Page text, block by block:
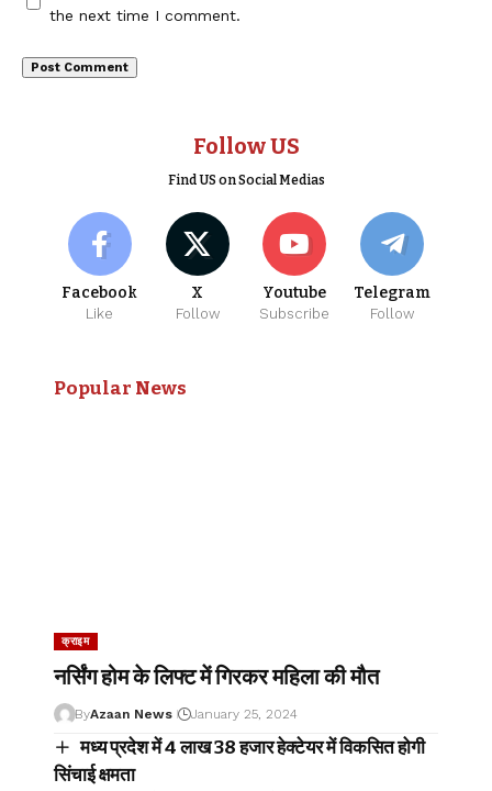
the next time I comment.
Follow US
Find US on Social Medias
Facebook
Like
X
Follow
Youtube
Subscribe
Telegram
Follow
Popular News
क्राइम
नर्सिंग होम के लिफ्ट में गिरकर महिला की मौत
ByAzaan News January 25, 2024
मध्य प्रदेश में 4 लाख 38 हजार हेक्टेयर में विकसित होगी
सिंचाई क्षमता